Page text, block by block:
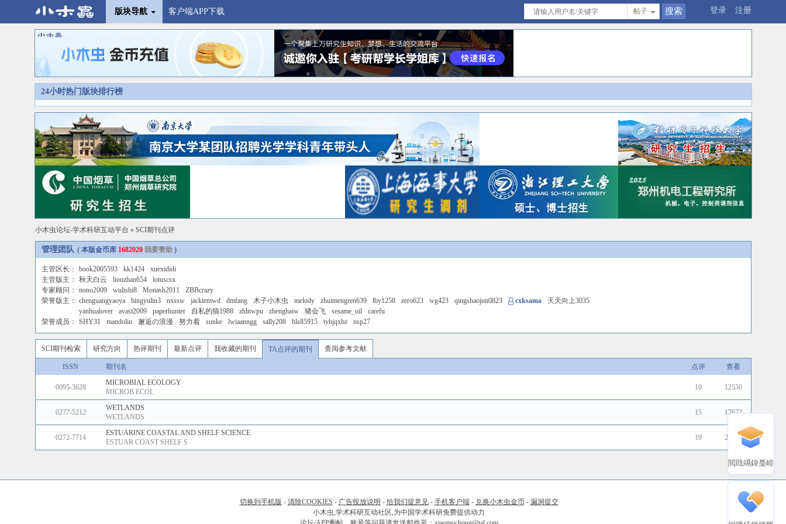
版块导航 客户端APP下载 登录 注册
帖子
24小时热门版块排行榜
小木虫论坛-学术科研互动平台 » SCI期刊点评
管理团队 ( 本版金币库 1682020 我要赞助)
主管区长： book2005593 kk1424
xuexididi
主管版主：
秋天白云 liouzhan654
lotuscsx
专家顾问：
nono2009 wulishi8 Monash2011
ZBBcrazy
荣誉版主：
chenguangyaoya bingyulin3 nxssw jackiemwd dmfang 木子小木虫 melody zhuimengren639 lby1258 zero623 wg423 qingshaojun0823 cxksama
天天向上3035
yanhualover
avast2009 paperhunter 自私的猫1988 zhlnwpu zhenghaiw 猪会飞 sesame_oil
carefu
荣誉成员：
SHY31 mandolin 邂逅の浪漫 努力着 sunke lwiaanngg sally208 hls85915 tyhjqxbz nsp27
SCI期刊检索 研究方向 热评期刊 最新点评 我收藏的期刊 TA点评的期刊 查阅参考文献
ISSN 期刊名 点评 查看
0095-3628
MICROBIAL ECOLOGY
MICROB ECOL
10 12550
0277-5212
WETLANDS
WETLANDS
15 17672
0272-7714
ESTUARINE COASTAL AND SHELF SCIENCE
ESTUAR COAST SHELF S
19 21297
切换到手机版 - 清除COOKIES - 广告投放说明 - 给我们提意见- 手机客户端- 兑换小木虫金币 - 漏洞提交
小木虫,学术科研互动社区,为中国学术科研免费提供动力
閲戝竵鍏戞崲